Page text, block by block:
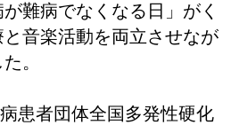
難病でなくなる日」がく
音楽活動を両立させなが
。
患者団体全国多発性硬化